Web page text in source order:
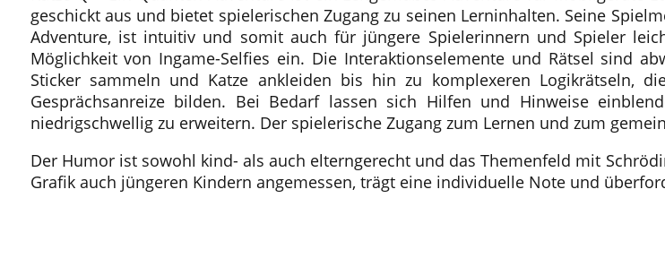
geschickt aus und bietet spielerischen Zugang zu seinen Lerninhalten. Seine
Adventure, ist intuitiv und somit auch für jüngere Spielerinnern und Spieler
Möglichkeit von Ingame-Selfies ein. Die Interaktionselemente und Rätsel sind
Sticker sammeln und Katze ankleiden bis hin zu komplexeren Logikrätseln,
Gesprächsanreize bilden. Bei Bedarf lassen sich Hilfen und Hinweise
niedrigschwellig zu erweitern. Der spielerische Zugang zum Lernen und zum
Der Humor ist sowohl kind- als auch elterngerecht und das Themenfeld mit
Grafik auch jüngeren Kindern angemessen, trägt eine individuelle Note und